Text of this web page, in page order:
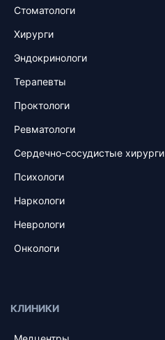
Стоматологи
Хирурги
Эндокринологи
Терапевты
Проктологи
Ревматологи
Сердечно-сосудистые хирурги
Психологи
Наркологи
Неврологи
Онкологи
КЛИНИКИ